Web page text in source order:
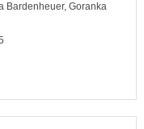
Bardenheuer, Goranka